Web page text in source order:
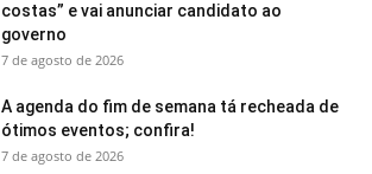
costas” e vai anunciar candidato ao
governo
7 de agosto de 2026
A agenda do fim de semana tá recheada de
ótimos eventos; confira!
7 de agosto de 2026